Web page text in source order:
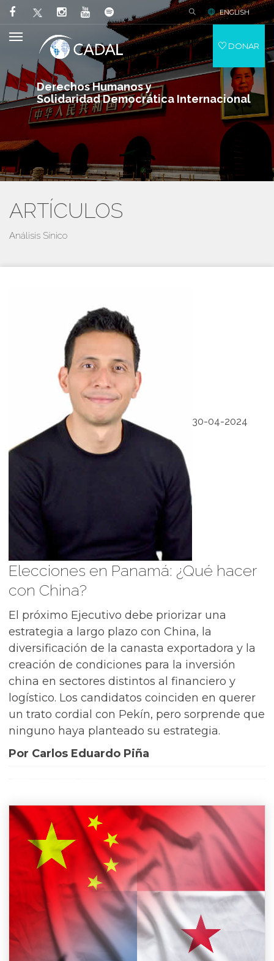
Derechos Humanos y
Solidaridad Democrática Internacional
ENGLISH
DONAR
ARTÍCULOS
Análisis Sínico
30-04-2024
Elecciones en Panamá: ¿Qué hacer
con China?
El próximo Ejecutivo debe priorizar una
estrategia a largo plazo con China, la
diversificación de la canasta exportadora y la
creación de condiciones para la inversión
china en sectores distintos al financiero y
logístico. Los candidatos coinciden en querer
un trato cordial con Pekín, pero sorprende que
ninguno haya planteado su estrategia.
Por Carlos Eduardo Piña